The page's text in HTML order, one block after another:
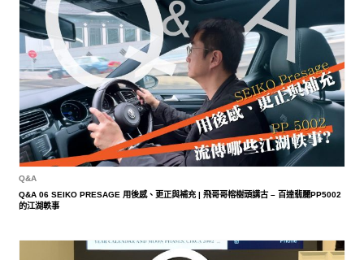
Q&A
Q&A 06 SEIKO PRESAGE 用後感、更正與補充 | 飛哥哥榕樹頭講古 – 百達翡麗PP5002
的江湖軼事